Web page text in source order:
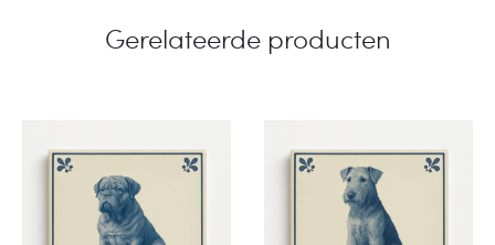
Gerelateerde producten